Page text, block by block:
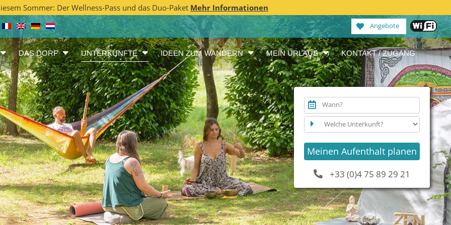
Sommer: Der Wellness-Pass und das Duo-Paket Mehr Informationen
Angebote
DAS DORF UNTERKÜNFTE IDEEN ZUM WANDERN MEIN URLAUB KONTAKT / ZUGANG
Wann?
Meinen Aufenthalt planen
+33 (0)4 75 89 29 21